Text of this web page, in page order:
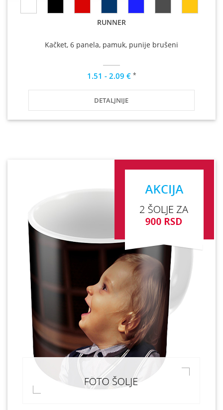
RUNNER
Kačket, 6 panela, pamuk, punije brušeni
1.51 - 2.09 € *
DETALJNIJE